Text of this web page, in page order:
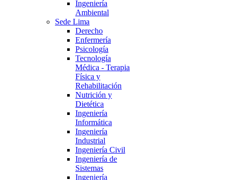
Ingeniería
Ambiental
Sede Lima
Derecho
Enfermería
Psicología
Tecnología
Médica - Terapia
Física y
Rehabilitación
Nutrición y
Dietética
Ingeniería
Informática
Ingeniería
Industrial
Ingeniería Civil
Ingeniería de
Sistemas
Ingeniería